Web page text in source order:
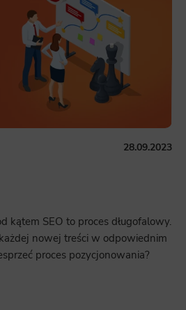
28.09.2023
kątem SEO to proces długofalowy.
nowej treści w odpowiednim
proces pozycjonowania?